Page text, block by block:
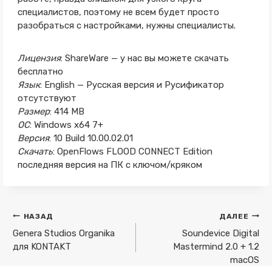
специалистов, поэтому не всем будет просто
разобраться с настройками, нужны специалисты.
Лицензия: ShareWare — у нас вы можете скачать
бесплатно
Язык: English — Русская версия и Русификатор
отсутствуют
Размер: 414 MB
ОС: Windows x64 7+
Версия: 10 Build 10.00.02.01
Скачать: OpenFlows FLOOD CONNECT Edition
последняя версия на ПК с ключом/кряком
Навигация
по
записям
НАЗАД
Genera Studios Organika
для KONTAKT
ДАЛЕЕ
Soundevice Digital
Mastermind 2.0 + 1.2
macOS